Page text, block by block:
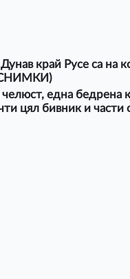
край Русе са на
една бедрена
цял бивник и части